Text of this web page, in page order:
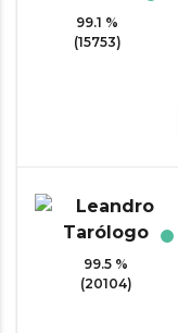
99.1 %
(15753)
99.5 %
(20104)